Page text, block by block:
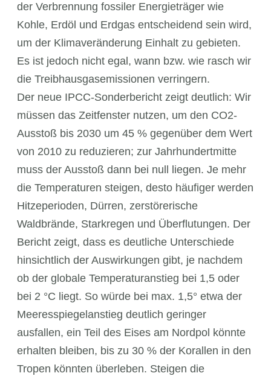
der Verbrennung fossiler Energieträger wie
Kohle, Erdöl und Erdgas entscheidend sein wird,
um der Klimaveränderung Einhalt zu gebieten.
Es ist jedoch nicht egal, wann bzw. wie rasch wir
die Treibhausgasemissionen verringern.
Der neue IPCC-Sonderbericht zeigt deutlich: Wir
müssen das Zeitfenster nutzen, um den CO2-
Ausstoß bis 2030 um 45 % gegenüber dem Wert
von 2010 zu reduzieren; zur Jahrhundertmitte
muss der Ausstoß dann bei null liegen. Je mehr
die Temperaturen steigen, desto häufiger werden
Hitzeperioden, Dürren, zerstörerische
Waldbrände, Starkregen und Überflutungen. Der
Bericht zeigt, dass es deutliche Unterschiede
hinsichtlich der Auswirkungen gibt, je nachdem
ob der globale Temperaturanstieg bei 1,5 oder
bei 2 °C liegt. So würde bei max. 1,5° etwa der
Meeresspiegelanstieg deutlich geringer
ausfallen, ein Teil des Eises am Nordpol könnte
erhalten bleiben, bis zu 30 % der Korallen in den
Tropen könnten überleben. Steigen die